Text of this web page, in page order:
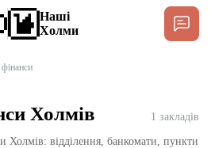
Наші
Холми
Холмів 1 закладів
Холмів: відділення, банкомати, пункти